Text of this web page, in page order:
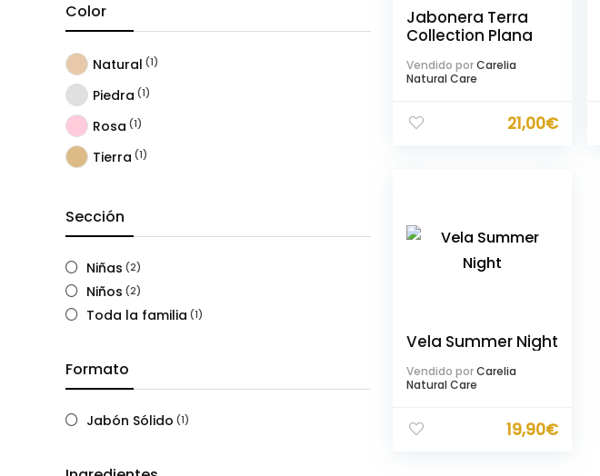
Color
Natural (1)
Piedra (1)
Rosa (1)
Tierra (1)
Sección
Niñas (2)
Niños (2)
Toda la familia (1)
Formato
Jabón Sólido (1)
Jabonera Terra
Collection Plana
Vendido porCarelia
Natural Care
21,00€
Vela Summer Night
Vendido porCarelia
Natural Care
19,90€